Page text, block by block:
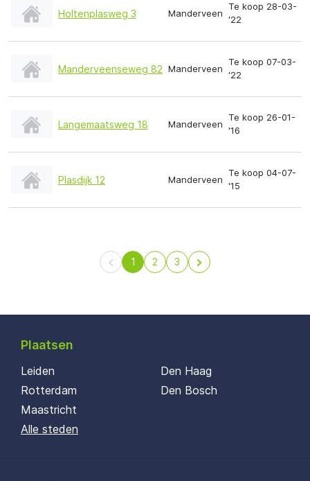
Holtenplasweg 3 Manderveen
Te koop 28-03-
'22
Manderveenseweg 82 Manderveen
Te koop 07-03-
'22
Langemaatsweg 18 Manderveen
Te koop 26-01-
'16
Plasdijk 12 Manderveen
Te koop 04-07-
'15
1 2 3
Plaatsen
Leiden
Rotterdam
Maastricht
Den Haag
Den Bosch
Alle steden